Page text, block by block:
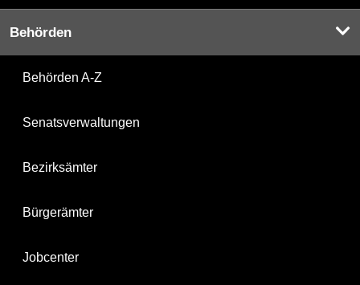
Behörden
Behörden A-Z
Senatsverwaltungen
Bezirksämter
Bürgerämter
Jobcenter